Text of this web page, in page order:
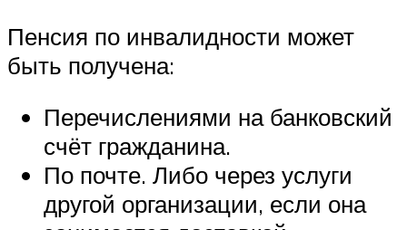
Пенсия по инвалидности может
быть получена:
Перечислениями на банковский
счёт гражданина.
По почте. Либо через услуги
другой организации, если она